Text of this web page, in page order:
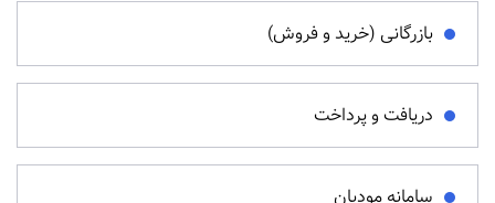
بازرگانی (خرید و فروش)
دریافت و پرداخت